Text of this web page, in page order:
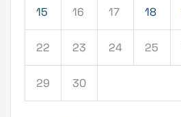
15 16 17 18
22 23 24 25
29 30